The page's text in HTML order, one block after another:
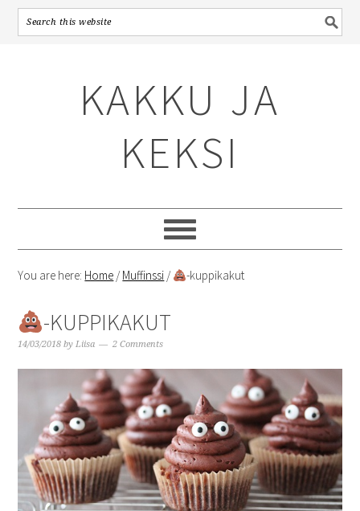
KAKKU JA
KEKSI
You are here: Home /Muffinssi / -kuppikakut
-KUPPIKAKUT
14/03/2018 byLiisa 2 Comments